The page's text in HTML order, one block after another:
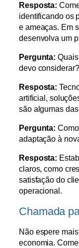
Resposta:
identificando os
e ameaças. Em
desenvolva um
Pergunta:
devo considerar?
Resposta:
artificial,
são algumas
Pergunta:
adaptação à
Resposta:
claros, como
satisfação do
operacional.
Chamada
Não espere
economia.